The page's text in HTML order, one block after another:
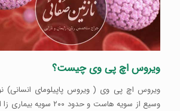
ویروس اچ پی وی چیست؟
ویروس اچ پی وی ( ویروس پاپیلومای انسانی)
وسیع از سویه هاست و حدود